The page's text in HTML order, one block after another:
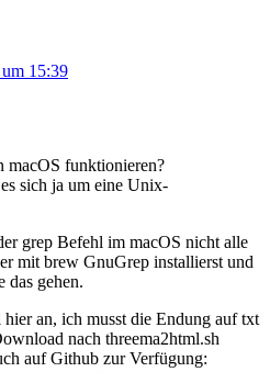
15:39
macOS funktionieren?
sich ja um eine Unix-
grep Befehl im macOS nicht alle
mit brew GnuGrep installierst und
das gehen.
an, ich musst die Endung auf txt
nach threema2html.sh
auf Github zur Verfügung: